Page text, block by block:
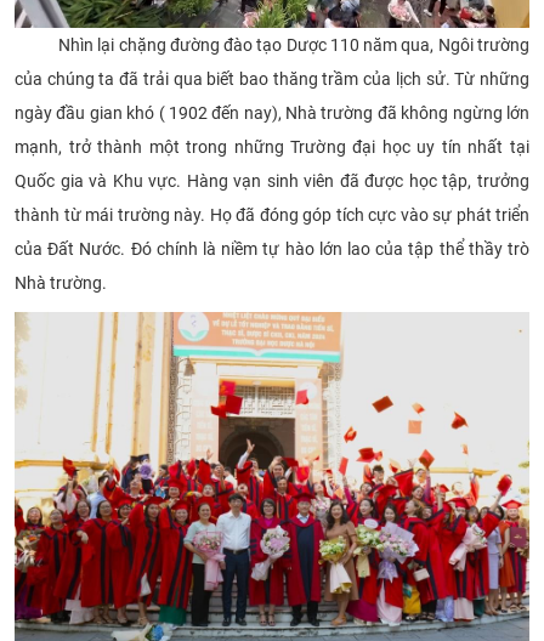
Nhìn lại chặng đường đào tạo Dược 110 năm qua, Ngôi trường
của chúng ta đã trải qua biết bao thăng trầm của lịch sử. Từ những
ngày đầu gian khó ( 1902 đến nay), Nhà trường đã không ngừng lớn
mạnh, trở thành một trong những Trường đại học uy tín nhất tại
Quốc gia và Khu vực. Hàng vạn sinh viên đã được học tập, trưởng
thành từ mái trường này. Họ đã đóng góp tích cực vào sự phát triển
của Đất Nước. Đó chính là niềm tự hào lớn lao của tập thể thầy trò
Nhà trường.